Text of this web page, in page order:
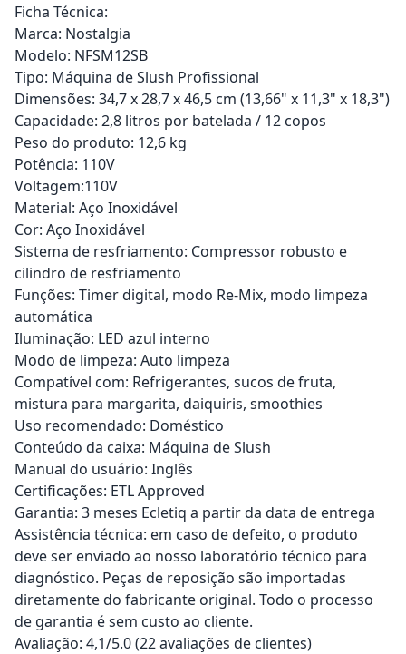
Ficha Técnica:
Marca: Nostalgia
Modelo: NFSM12SB
Tipo: Máquina de Slush Profissional
Dimensões: 34,7 x 28,7 x 46,5 cm (13,66" x 11,3" x 18,3")
Capacidade: 2,8 litros por batelada / 12 copos
Peso do produto: 12,6 kg
Potência: 110V
Voltagem:110V
Material: Aço Inoxidável
Cor: Aço Inoxidável
Sistema de resfriamento: Compressor robusto e
cilindro de resfriamento
Funções: Timer digital, modo Re-Mix, modo limpeza
automática
Iluminação: LED azul interno
Modo de limpeza: Auto limpeza
Compatível com: Refrigerantes, sucos de fruta,
mistura para margarita, daiquiris, smoothies
Uso recomendado: Doméstico
Conteúdo da caixa: Máquina de Slush
Manual do usuário: Inglês
Certificações: ETL Approved
Garantia: 3 meses Ecletiq a partir da data de entrega
Assistência técnica: em caso de defeito, o produto
deve ser enviado ao nosso laboratório técnico para
diagnóstico. Peças de reposição são importadas
diretamente do fabricante original. Todo o processo
de garantia é sem custo ao cliente.
Avaliação: 4,1/5.0 (22 avaliações de clientes)